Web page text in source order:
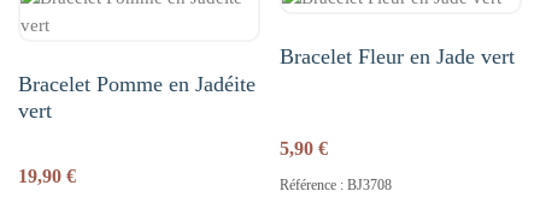
Bracelet Pomme en Jadéite
vert
19,90 €
Bracelet Fleur en Jade vert
5,90€
Référence : BJ3708